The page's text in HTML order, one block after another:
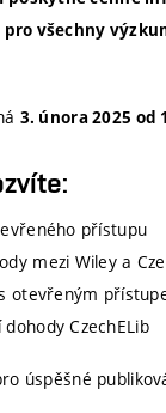
všechny
3. února 2025 od
přístupu
mezi Wiley a
otevřeným
CzechELib
úspěšné